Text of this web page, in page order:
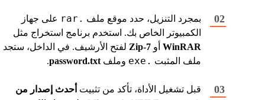
بمجرد التنزيل، حدد موقع ملف .rar
على جهاز
الكمبيوتر الخاص بك. استخدم برنامج استخراج مثل
WinRAR أو 7-Zip
لفتح الأرشيف. في الداخل، ستجد
ملف المثبت .exe وملف password.txt
.
قبل تشغيل الأداة، تأكد من تثبيت أحدث إصدار من